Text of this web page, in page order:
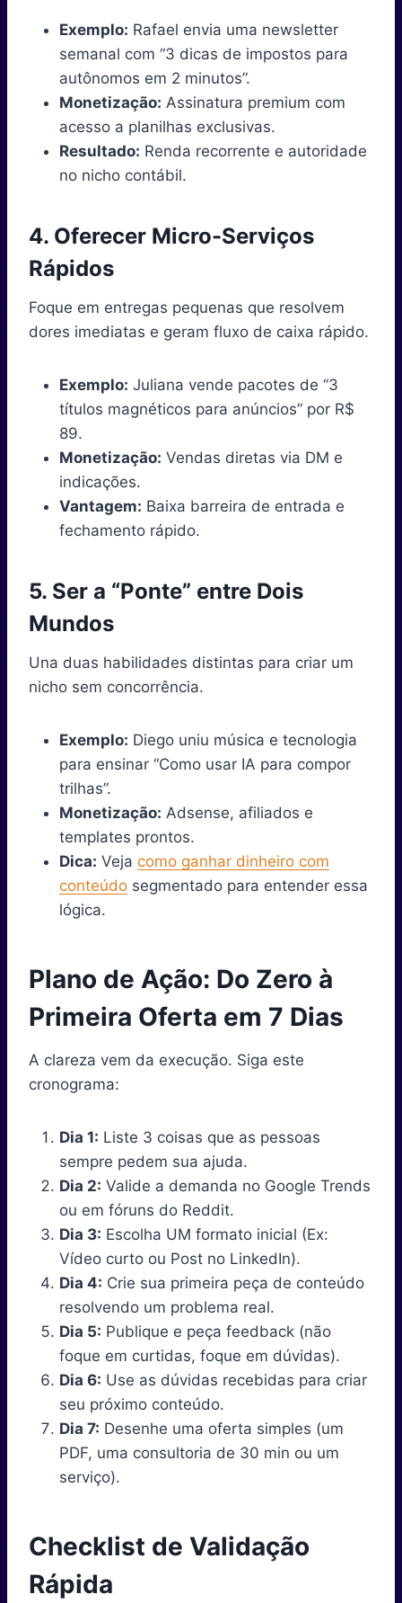
Exemplo: Rafael envia uma newsletter
semanal com “3 dicas de impostos para
autônomos em 2 minutos”.
Monetização: Assinatura premium com
acesso a planilhas exclusivas.
Resultado: Renda recorrente e autoridade
no nicho contábil.
4. Oferecer Micro-Serviços
Rápidos
Foque em entregas pequenas que resolvem
dores imediatas e geram fluxo de caixa rápido.
Exemplo: Juliana vende pacotes de “3
títulos magnéticos para anúncios” por R$
89.
Monetização: Vendas diretas via DM e
indicações.
Vantagem: Baixa barreira de entrada e
fechamento rápido.
5. Ser a “Ponte” entre Dois
Mundos
Una duas habilidades distintas para criar um
nicho sem concorrência.
Exemplo: Diego uniu música e tecnologia
para ensinar “Como usar IA para compor
trilhas”.
Monetização: Adsense, afiliados e
templates prontos.
Dica: Veja como ganhar dinheiro com
conteúdo segmentado para entender essa
lógica.
Plano de Ação: Do Zero à
Primeira Oferta em 7 Dias
A clareza vem da execução. Siga este
cronograma:
Dia 1: Liste 3 coisas que as pessoas
sempre pedem sua ajuda.
Dia 2: Valide a demanda no Google Trends
ou em fóruns do Reddit.
Dia 3: Escolha UM formato inicial (Ex:
Vídeo curto ou Post no LinkedIn).
Dia 4: Crie sua primeira peça de conteúdo
resolvendo um problema real.
Dia 5: Publique e peça feedback (não
foque em curtidas, foque em dúvidas).
Dia 6: Use as dúvidas recebidas para criar
seu próximo conteúdo.
Dia 7: Desenhe uma oferta simples (um
PDF, uma consultoria de 30 min ou um
serviço).
Checklist de Validação
Rápida